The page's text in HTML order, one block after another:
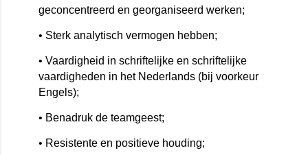
geconcentreerd en georganiseerd werken;
• Sterk analytisch vermogen hebben;
• Vaardigheid in schriftelijke en schriftelijke
vaardigheden in het Nederlands (bij voorkeur
Engels);
• Benadruk de teamgeest;
• Resistente en positieve houding;